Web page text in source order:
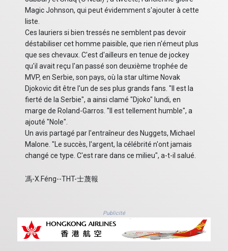
Magic Johnson, qui peut évidemment s'ajouter à cette
liste.
Ces lauriers si bien tressés ne semblent pas devoir
déstabiliser cet homme paisible, que rien n'émeut plus
que ses chevaux. C'est d'ailleurs en tenue de jockey
qu'il avait reçu l'an passé son deuxième trophée de
MVP, en Serbie, son pays, où la star ultime Novak
Djokovic dit être l'un de ses plus grands fans. "Il est la
fierté de la Serbie", a ainsi clamé "Djoko" lundi, en
marge de Roland-Garros. "Il est tellement humble", a
ajouté "Nole".
Un avis partagé par l'entraîneur des Nuggets, Michael
Malone. "Le succès, l'argent, la célébrité n'ont jamais
changé ce type. C'est rare dans ce milieu", a-t-il salué.
馮-X.Féng--THT-士蔑報
Publicité